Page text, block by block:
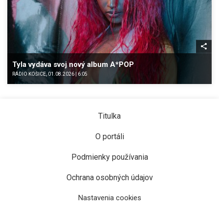
Tyla vydáva svoj nový album A*POP
RÁDIO KOŠICE, 01.08.2026 | 6:05
Titulka
O portáli
Podmienky používania
Ochrana osobných údajov
Nastavenia cookies